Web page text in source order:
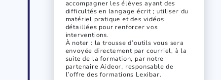
accompagner les élèves ayant des
difficultés en langage écrit ; utiliser du
matériel pratique et des vidéos
détaillées pour renforcer vos
interventions.
À noter : la trousse d’outils vous sera
envoyée directement par courriel, à la
suite de la formation, par notre
partenaire Aideor, responsable de
l’offre des formations Lexibar.